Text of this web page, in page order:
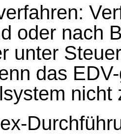
oder nach
unter
das
nicht